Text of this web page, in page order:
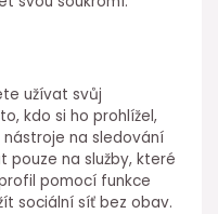
užívat svůj
kdo si ho prohlížel,
na sledování
pouze na služby, které
pomocí funkce
sociální síť bez obav.